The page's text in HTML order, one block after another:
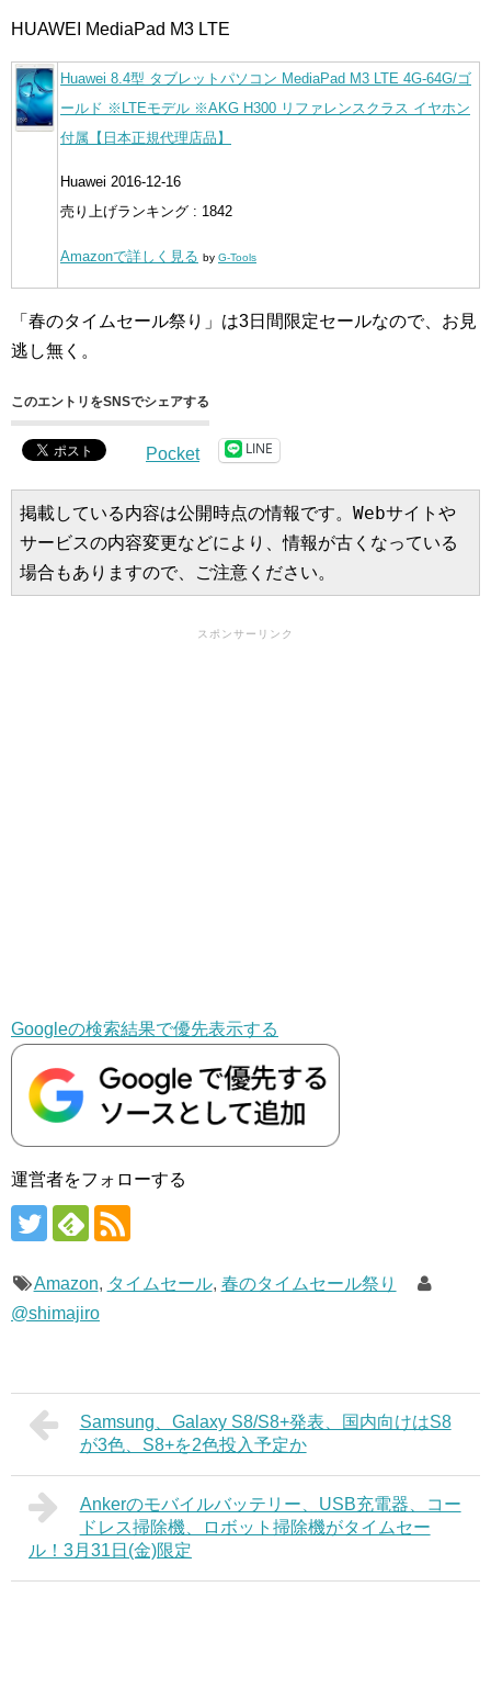
HUAWEI MediaPad M3 LTE
Huawei 8.4型 タブレットパソコン MediaPad M3 LTE 4G-64G/ゴ
ールド ※LTEモデル ※AKG H300 リファレンスクラス イヤホン
付属【日本正規代理店品】
Huawei 2016-12-16
売り上げランキング : 1842
Amazonで詳しく見る by G-Tools
「春のタイムセール祭り」は3日間限定セールなので、お見
逃し無く。
このエントリをSNSでシェアする
Pocket LINE
掲載している内容は公開時点の情報です。Webサイトや
サービスの内容変更などにより、情報が古くなっている
場合もありますので、ご注意ください。
スポンサーリンク
Googleの検索結果で優先表示する
運営者をフォローする
Amazon, タイムセール, 春のタイムセール祭り
@shimajiro
Samsung、Galaxy S8/S8+発表、国内向けはS8
が3色、S8+を2色投入予定か
Ankerのモバイルバッテリー、USB充電器、コー
ドレス掃除機、ロボット掃除機がタイムセー
ル！3月31日(金)限定